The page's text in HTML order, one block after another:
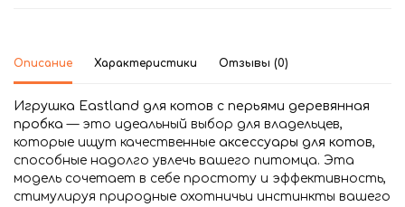
Описание Характеристики Отзывы (0)
Игрушка Eastland для котов с перьями деревянная
пробка — это идеальный выбор для владельцев,
которые ищут качественные аксессуары для котов,
способные надолго увлечь вашего питомца. Эта
модель сочетает в себе простоту и эффективность,
стимулируя природные охотничьи инстинкты вашего